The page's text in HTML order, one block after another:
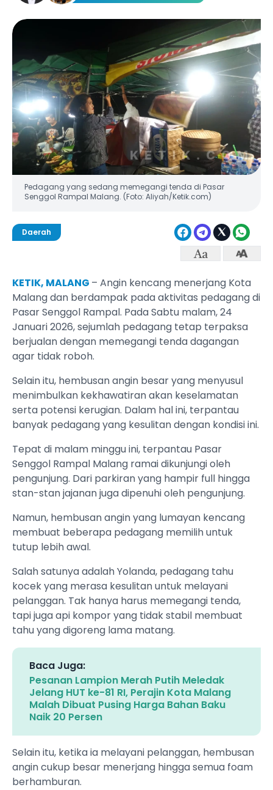
Pedagang yang sedang memegangi tenda di Pasar
Senggol Rampal Malang. (Foto: Aliyah/Ketik.com)
Daerah
KETIK, MALANG – Angin kencang menerjang Kota
Malang dan berdampak pada aktivitas pedagang di
Pasar Senggol Rampal. Pada Sabtu malam, 24
Januari 2026, sejumlah pedagang tetap terpaksa
berjualan dengan memegangi tenda dagangan
agar tidak roboh.
Selain itu, hembusan angin besar yang menyusul
menimbulkan kekhawatiran akan keselamatan
serta potensi kerugian. Dalam hal ini, terpantau
banyak pedagang yang kesulitan dengan kondisi ini.
Tepat di malam minggu ini, terpantau Pasar
Senggol Rampal Malang ramai dikunjungi oleh
pengunjung. Dari parkiran yang hampir full hingga
stan-stan jajanan juga dipenuhi oleh pengunjung.
Namun, hembusan angin yang lumayan kencang
membuat beberapa pedagang memilih untuk
tutup lebih awal.
Salah satunya adalah Yolanda, pedagang tahu
kocek yang merasa kesulitan untuk melayani
pelanggan. Tak hanya harus memegangi tenda,
tapi juga api kompor yang tidak stabil membuat
tahu yang digoreng lama matang.
Baca Juga:
Pesanan Lampion Merah Putih Meledak
Jelang HUT ke-81 RI, Perajin Kota Malang
Malah Dibuat Pusing Harga Bahan Baku
Naik 20 Persen
Selain itu, ketika ia melayani pelanggan, hembusan
angin cukup besar menerjang hingga semua foam
berhamburan.